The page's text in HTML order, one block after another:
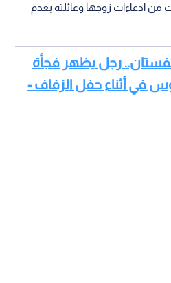
من ادعاءات زوجها وعائلته بعدم
رجل يظهر فجأة
أثناء حفل الزفاف -